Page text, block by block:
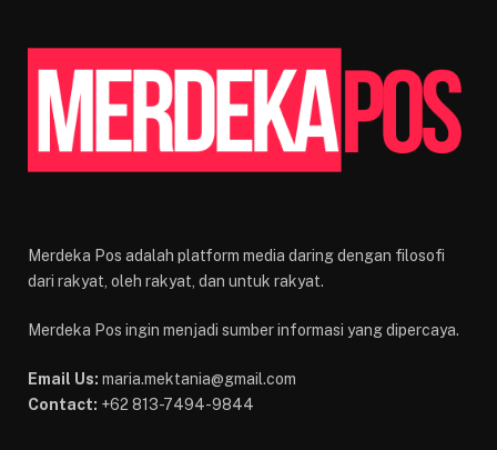
Merdeka Pos adalah platform media daring dengan filosofi
dari rakyat, oleh rakyat, dan untuk rakyat.
Merdeka Pos ingin menjadi sumber informasi yang dipercaya.
Email Us: maria.mektania@gmail.com
Contact: +62 813-7494-9844